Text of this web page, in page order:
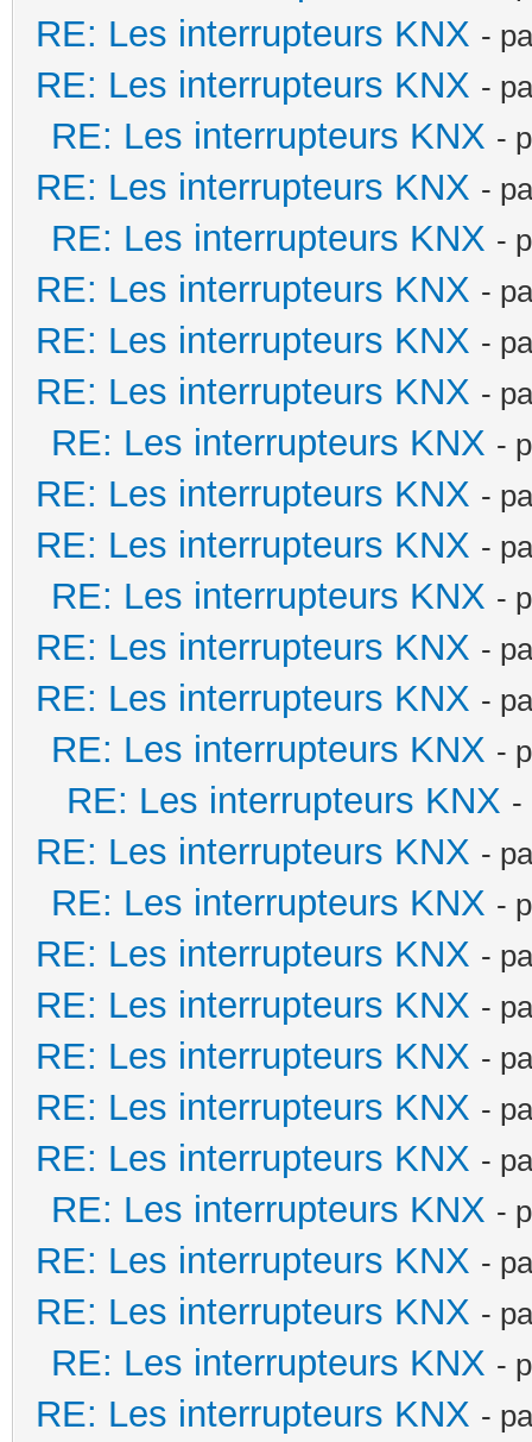
RE: Les interrupteurs KNX -
RE: Les interrupteurs KNX -
RE: Les interrupteurs KNX -
RE: Les interrupteurs KNX -
RE: Les interrupteurs KNX -
RE: Les interrupteurs KNX -
RE: Les interrupteurs KNX -
RE: Les interrupteurs KNX -
RE: Les interrupteurs KNX -
RE: Les interrupteurs KNX -
RE: Les interrupteurs KNX -
RE: Les interrupteurs KNX -
RE: Les interrupteurs KNX -
RE: Les interrupteurs KNX -
RE: Les interrupteurs KNX -
RE: Les interrupteurs KNX -
RE: Les interrupteurs KNX -
RE: Les interrupteurs KNX -
RE: Les interrupteurs KNX -
RE: Les interrupteurs KNX -
RE: Les interrupteurs KNX -
RE: Les interrupteurs KNX -
RE: Les interrupteurs KNX -
RE: Les interrupteurs KNX -
RE: Les interrupteurs KNX -
RE: Les interrupteurs KNX -
RE: Les interrupteurs KNX -
RE: Les interrupteurs KNX -